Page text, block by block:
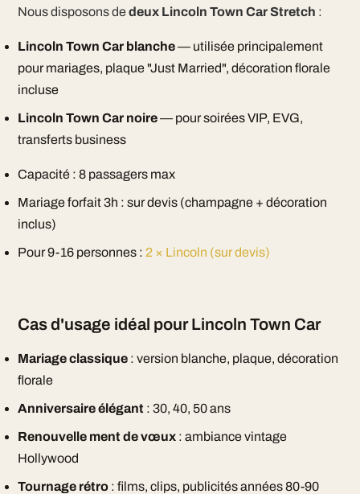
Nous disposons dedeux Lincoln Town Car Stretch :
Lincoln Town Car blanche— utilisée principalement
pour mariages, plaque "Just Married", décoration florale
incluse
Lincoln Town Car noire— pour soirées VIP, EVG,
transferts business
Capacité : 8 passagers max
Mariage forfait 3h : sur devis (champagne + décoration
inclus)
Pour 9-16 personnes : 2 × Lincoln (sur devis)
Cas d'usage idéal pour Lincoln Town Car
Mariage classique: version blanche, plaque, décoration
florale
Anniversaire élégant : 30, 40, 50 ans
Renouvelle ment de vœux: ambiance vintage
Hollywood
Tournage rétro: films, clips, publicités années 80-90